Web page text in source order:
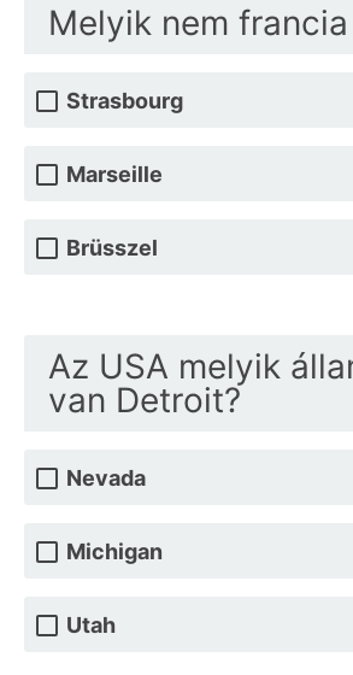
Melyik nem
Strasbourg
Marseille
Brüsszel
Az USA melyik
van Detroit?
Nevada
Michigan
Utah